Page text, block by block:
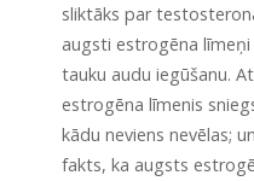
sliktāks par
augsti estrogēna
tauku audu iegūšanu.
estrogēna līmenis
kādu neviens nevēlas;
fakts, ka augsts